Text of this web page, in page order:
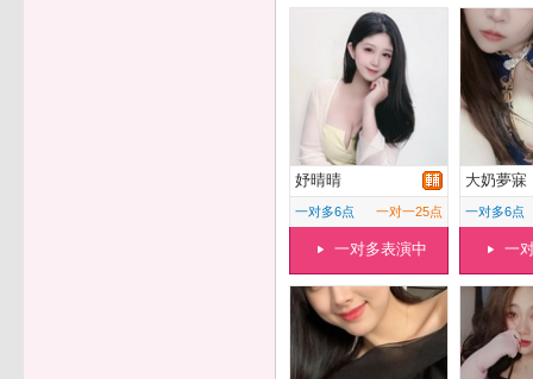
妤晴晴
一对多6点 一对一25点
一对多表演中
大奶夢寐
一对多6点
一